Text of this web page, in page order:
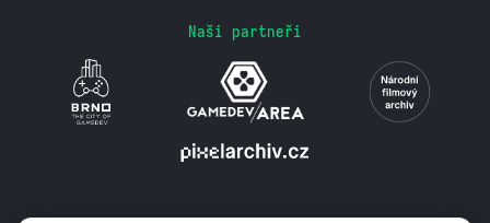
Naši partneři